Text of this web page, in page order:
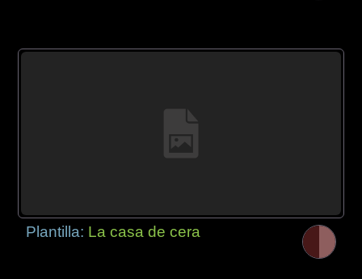
Plantilla: La casa de cera